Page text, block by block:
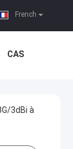
French
CAS
3dBi à